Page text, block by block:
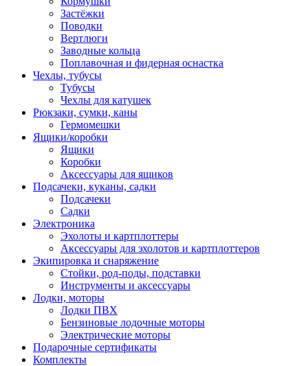
Застёжки
Поводки
Вертлюги
Заводные кольца
Поплавочная и фидерная оснастка
Чехлы, тубусы
Тубусы
Чехлы для катушек
Рюкзаки, сумки, каны
Гермомешки
Ящики/коробки
Ящики
Коробки
Аксессуары для ящиков
Подсачеки, куканы, садки
Подсачеки
Садки
Электроника
Эхолоты и картплоттеры
Аксессуары для эхолотов и картплоттеров
Экипировка и снаряжение
Стойки, род-поды, подставки
Инструменты и аксессуары
Лодки, моторы
Лодки ПВХ
Бензиновые лодочные моторы
Электрические моторы
Подарочные сертификаты
Комплекты